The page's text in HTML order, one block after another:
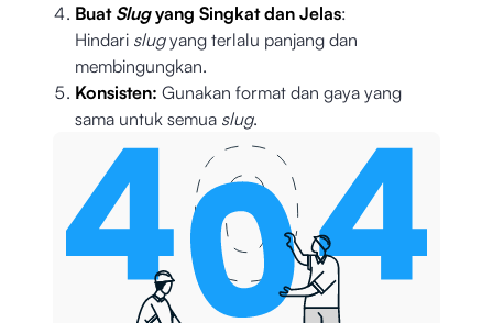
Buat Slugyang Singkat dan Jelas:
Hindari slugyang terlalu panjang dan
membingungkan.
Konsisten: Gunakan format dan gaya yang
sama untuk semua slug.